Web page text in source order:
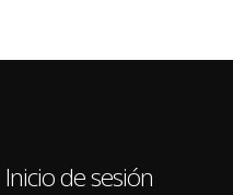
Inicio de sesión